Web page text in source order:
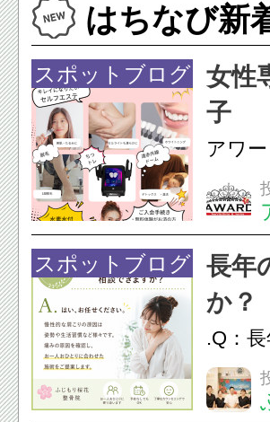
はちなび新
スポットブログ
女性
子
アワ
フエ
開催中
スポットブログ
長年
か？
.Q：
か？A
性的